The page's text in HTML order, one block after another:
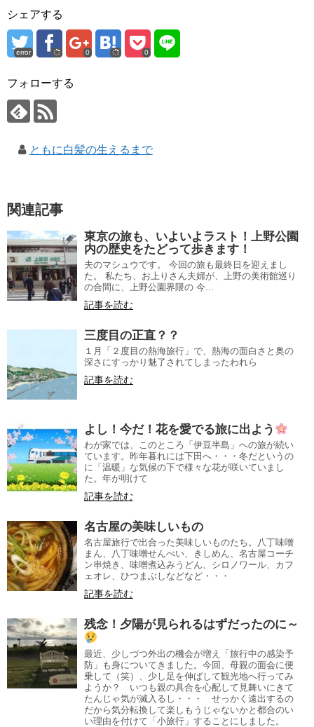
シェアする
error 0 0
フォローする
ともに白髪の生えるまで
関連記事
東京の旅も、いよいよラスト！上野公園
内の歴史をたどって歩きます！
夫のマシュウです。 今回の旅も最終日を迎えまし
た。 私たち、お上りさん夫婦が、上野の美術館巡り
の合間に、上野公園界隈の 今...
記事を読む
三度目の正直？？
１月「２度目の熱海旅行」で、熱海の面白さと奥の
深さにすっかり魅了されてしまったわれら
記事を読む
よし！今だ！花を愛でる旅に出よう
わが家では、このところ「伊豆半島」への旅が続い
ています。昨年暮れには下田へ・・・冬だというの
に「温暖」な気候の下で様々な花が咲いていまし
た。年が明けて
記事を読む
名古屋の美味しいもの
名古屋旅行で出合った美味しいものたち。八丁味噌
まん、八丁味噌せんべい、きしめん、名古屋コーチ
ン串焼き、味噌煮込みうどん、シロノワール、カフ
ェオレ、ひつまぶしなどなど・・・
記事を読む
残念！夕陽が見られるはずだったのに～
最近、少しづつ外出の機会が増え「旅行中の感染予
防」も身についてきました。今回、母親の面会に便
乗して（笑）、少し足を伸ばして観光地へ行ってみ
ようか？ いつも親の具合を心配して見舞いにきて
たんじゃ気が滅入るし・・・ せっかく遠出するの
だから気分転換して楽しもうじゃないかと都合のい
い理由を付けて「小旅行」することにしました。